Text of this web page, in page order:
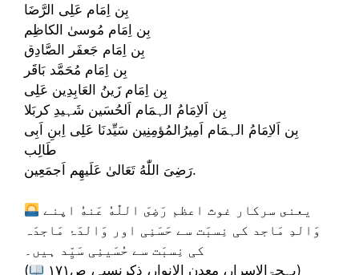
بِن اِمَام عَلِی الرَّضَا
بِن اِمَام مُوسیٰ الکاظِم
بِن اِمَام جَعفَر الصَّادِق
بِن اِمَام مُحَمَّد بَاقَر
بِن اِمَام زَینُ العَابِدِین عَلِی
بِن اَلاِمَامُ الہمَام اَلحُسَین شَہیدِ کربَلا
بِن اَلاِمَامُ الہمَام اَمِیرُالمُؤمِنِین سَیِّدنَا عَلِی اِبنِ اَبِی
طَالِب
رَضِىَ اللّٰهُ تَعَالىٰ عَلَيهِم اَجمَعِين.
يعنى سركار غوث اعظم رَضِىَ اللّٰهُ عَنهُ اپنے
وَالدِ مَاجد کی نِسبَت سے حَسَنِی اور وَالدَۂ مَاجدَہ
کی نِسبَت سے حُسَینِی سَیِّد ہیں۔
(
بہجۃالاسرار، معدن الانوار، ذکرنسبہ، ص۱۷۱)